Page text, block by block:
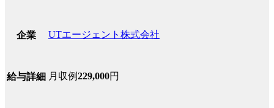
企業 UTエージェント株式会社
給与詳細 月収例229,000円